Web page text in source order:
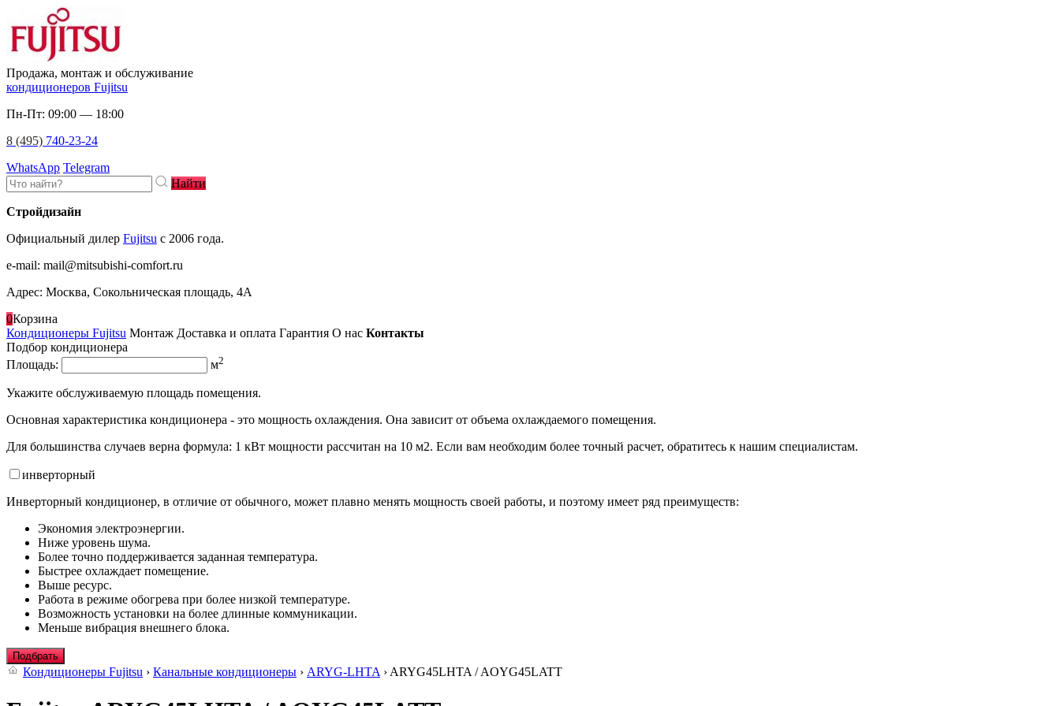
Продажа, монтаж и обслуживание
кондиционеров Fujitsu
Пн-Пт: 09:00 — 18:00
8 (495) 740-23-24
WhatsApp Telegram
Найти
Стройдизайн
Официальный дилер Fujitsu c 2006 года.
e-mail: mail@mitsubishi-comfort.ru
Адрес: Москва, Сокольническая площадь, 4А
0Корзина
Кондиционеры Fujitsu Монтаж Доставка и оплата Гарантия О нас Контакты
Подбор кондиционера
Площадь:
м2
Укажите обслуживаемую площадь помещения.
Основная характеристика кондиционера - это мощность охлаждения. Она зависит от объема охлаждаемого помещения.
Для большинства случаев верна формула: 1 кВт мощности рассчитан на 10 м2. Если вам необходим более точный расчет, обратитесь к нашим специалистам.
инверторный
Инверторный кондиционер, в отличие от обычного, может плавно менять мощность своей работы, и поэтому имеет ряд преимуществ:
Экономия электроэнергии.
Ниже уровень шума.
Более точно поддерживается заданная температура.
Быстрее охлаждает помещение.
Выше ресурс.
Работа в режиме обогрева при более низкой температуре.
Возможность установки на более длинные коммуникации.
Меньше вибрация внешнего блока.
Подбрать
Кондиционеры Fujitsu › Канальные кондиционеры › ARYG-LHTA › ARYG45LHTA / AOYG45LATT